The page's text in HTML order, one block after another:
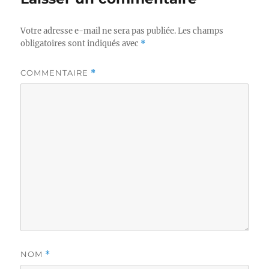
Votre adresse e-mail ne sera pas publiée. Les champs
obligatoires sont indiqués avec *
COMMENTAIRE *
NOM *